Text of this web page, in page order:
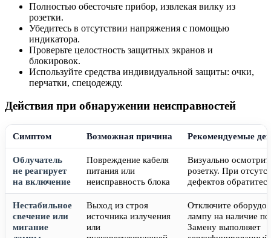
Полностью обесточьте прибор, извлекая вилку из
розетки.
Убедитесь в отсутствии напряжения с помощью
индикатора.
Проверьте целостность защитных экранов и
блокировок.
Используйте средства индивидуальной защиты: очки,
перчатки, спецодежду.
Действия при обнаружении неисправностей
Симптом Возможная причина Рекомендуемые
Облучатель
не реагирует
на включение
Повреждение кабеля
питания или
неисправность блока
Визуально
розетку. При
дефектов
Нестабильное
свечение или
мигание
Выход из строя
источника излучения
или
Отключите
лампу на наличие
Замену выполняет